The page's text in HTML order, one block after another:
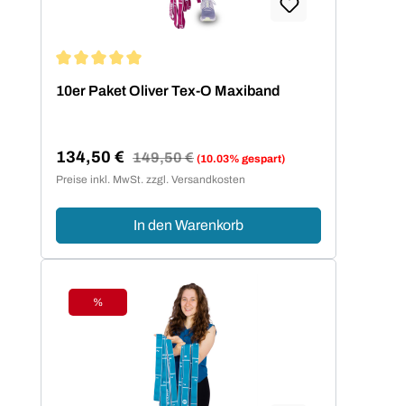
10er Paket Oliver Tex-O Maxiband
Verkaufspreis:
134,50 € Regulärer Preis:
149,50 € (10.03% gespart)
Preise inkl. MwSt. zzgl. Versandkosten
In den Warenkorb
Rabatt
%